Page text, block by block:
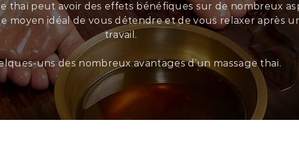
thaï peut avoir des effets bénéfiques sur de nombreux
moyen idéal de vous détendre et de vous relaxer après
travail.
uns des nombreux avantages d’un massage thaï.